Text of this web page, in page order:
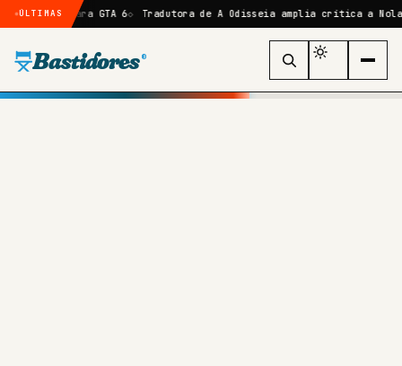
ÚLTIMAS
GTA 6 Tradutora de A Odisseia amplia crítica a Nolan e gera
Bastidores ®